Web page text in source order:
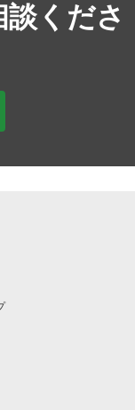
くださ